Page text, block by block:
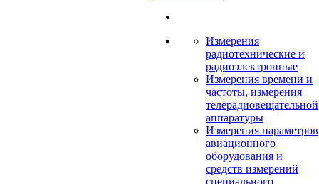
Измерения
радиотехнические и
радиоэлектронные
Измерения времени и
частоты, измерения
телерадиовещательной
аппаратуры
Измерения параметров
авиационного
оборудования и
средств измерений
специального